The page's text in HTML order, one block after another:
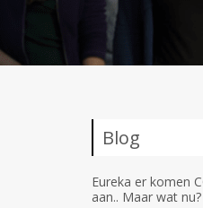
Blog
Eureka er komen
aan.. Maar wat